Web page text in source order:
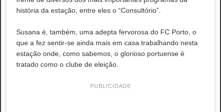
história da estação, entre eles o “Consultório”.
Susana é, também, uma adepta fervorosa do FC Porto, o
que a fez sentir-se ainda mais em casa trabalhando nesta
estação onde, como sabemos, o glorioso portuense é
tratado como o clube de eleição.
PUBLICIDADE